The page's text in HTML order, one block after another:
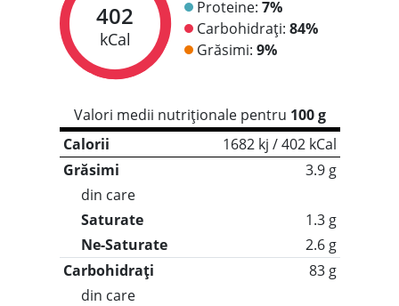
402
kCal
Proteine: 7%
Carbohidrați: 84%
Grăsimi: 9%
Valori medii nutriționale pentru 100 g
Calorii
1682 kj / 402 kCal
Grăsimi
3.9 g
din care
Saturate
1.3 g
Ne-Saturate
2.6 g
Carbohidrați
83 g
din care